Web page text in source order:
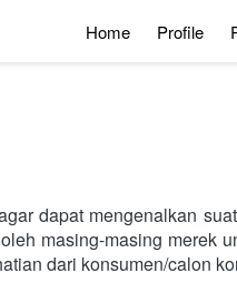
Home Profile
dapat mengenalkan
masing-masing merek
dari konsumen/calon